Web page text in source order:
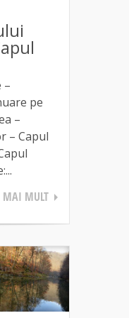
–
pe
–
– Capul
MAI MULT